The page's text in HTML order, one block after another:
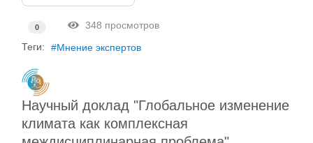
0
348 просмотров
Теги:
Мнение экспертов
Научный доклад "Глобальное изменение
климата как комплексная